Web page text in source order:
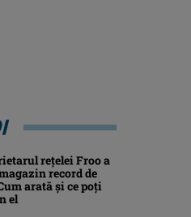
rețelei Froo a
record de
arată și ce poți
el